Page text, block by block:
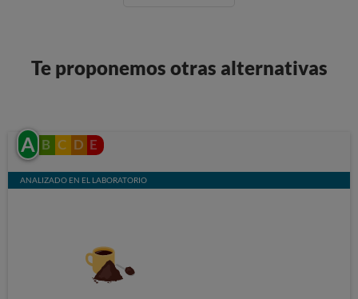
Te proponemos otras alternativas
A B C D E
ANALIZADO EN EL LABORATORIO